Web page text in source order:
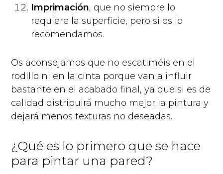
Imprimación, que no siempre lo
requiere la superficie, pero si os lo
recomendamos.
Os aconsejamos que no escatiméis en el
rodillo ni en la cinta porque van a influir
bastante en el acabado final, ya que si es de
calidad distribuirá mucho mejor la pintura y
dejará menos texturas no deseadas.
¿Qué es lo primero que se hace
para pintar una pared?